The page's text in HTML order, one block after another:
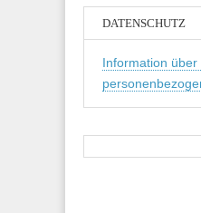
DATENSCHUTZ
Information über